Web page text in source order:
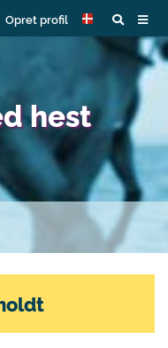
Opret profil
hest